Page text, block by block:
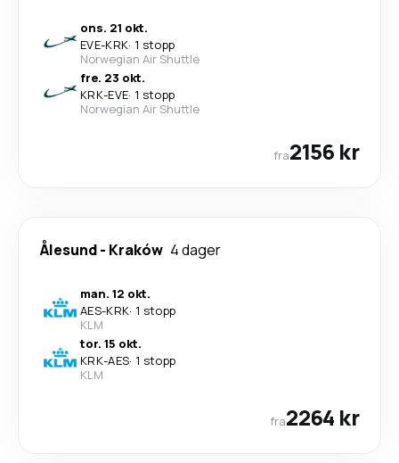
ons. 21 okt.
EVE-KRK· 1 stopp
Norwegian Air Shuttle
fre. 23 okt.
KRK-EVE· 1 stopp
Norwegian Air Shuttle
fra2156 kr
Ålesund- Kraków 4 dager
man. 12 okt.
AES-KRK· 1 stopp
KLM
tor. 15 okt.
KRK-AES· 1 stopp
KLM
fra2264 kr